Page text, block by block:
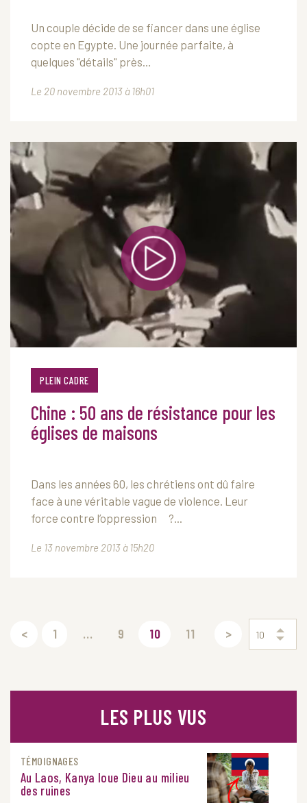
Un couple décide de se fiancer dans une église
copte en Egypte. Une journée parfaite, à
quelques "détails" près…
Le 20 novembre 2013 à 16h01
PLEIN CADRE
Chine : 50 ans de résistance pour les
églises de maisons
Dans les années 60, les chrétiens ont dû faire
face à une véritable vague de violence. Leur
force contre l’oppression ?...
Le 13 novembre 2013 à 15h20
< 1 ... 9 10 11 > 10
LES PLUS VUS
TÉMOIGNAGES
Au Laos, Kanya loue Dieu au milieu
des ruines